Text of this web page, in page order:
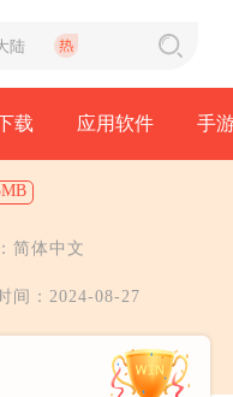
载 应用软件 手
简体中文
间：2024-08-27